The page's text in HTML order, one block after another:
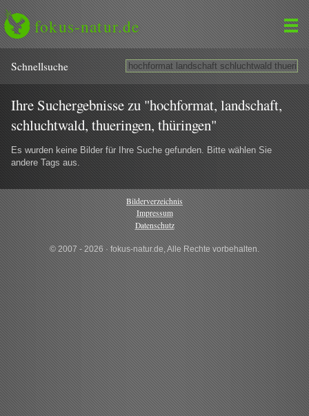
fokus-natur.de
Schnell­suche
Ihre Suchergebnisse zu "hochformat, landschaft,
schluchtwald, thueringen, thüringen"
Es wurden keine Bilder für Ihre Suche gefunden. Bitte wählen Sie
andere Tags aus.
Bilderverzeichnis
Impressum
Datenschutz
© 2007 - 2026 · fokus-natur.de, Alle Rechte vorbehalten.